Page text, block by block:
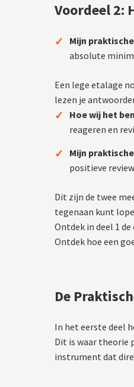
Voordeel 2:
✓ Mijn
absolute
Een lege etalage
lezen je
✓ Hoe wij het
reageren en
✓ Mijn
positieve
Dit zijn de twee
tegenaan kunt
Ontdek in deel 1
Ontdek hoe een
De
In het eerste deel
Dit is waar theorie
instrument dat